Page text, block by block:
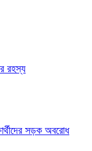
রহস্য
সড়ক অবরোধ